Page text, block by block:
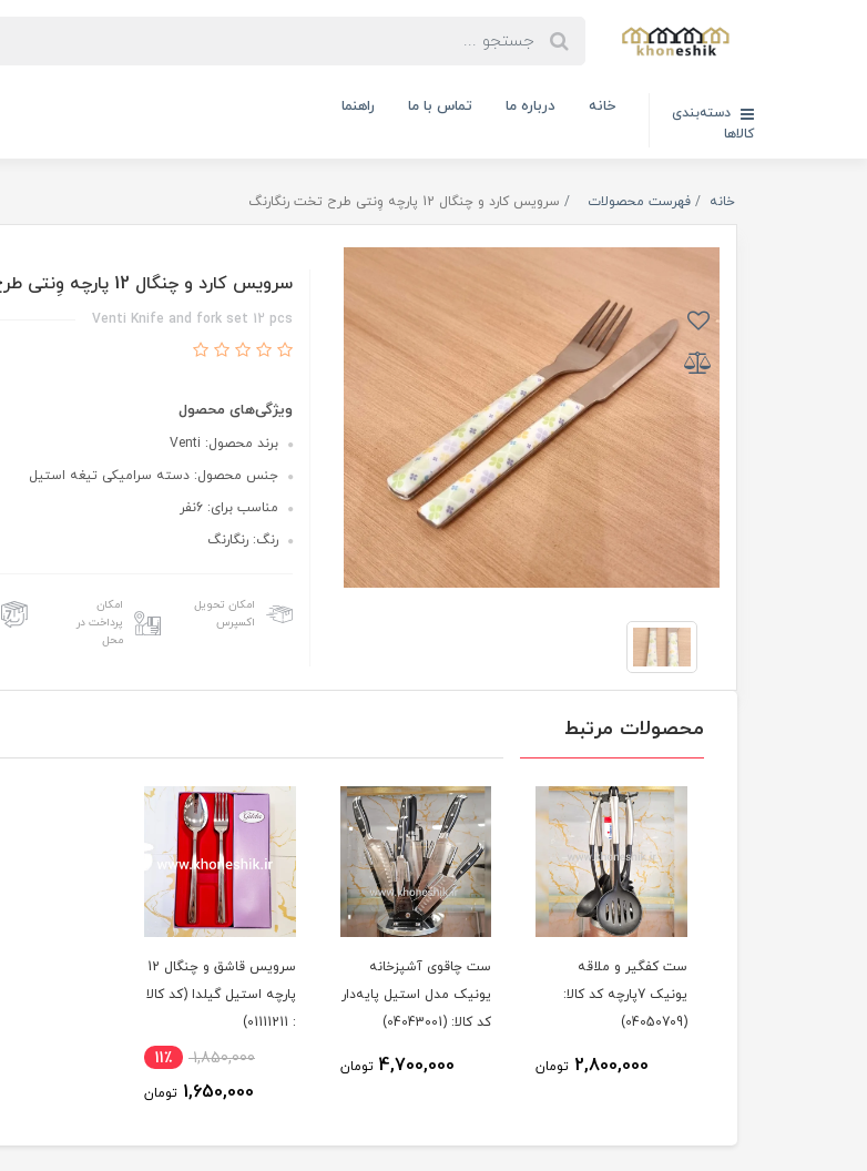
دسته‌بندی
کالاها
خانه درباره ما تماس با ما راهنما
خانه فهرست محصولات سرویس کارد و چنگال 12 پارچه وِنتی طرح تخت رنگارنگ
سرویس کارد و چنگال 12 پارچه وِنتی طرح تخت رنگارنگ
Venti Knife and fork set 12 pcs
ویژگی‌های محصول
برند محصول: Venti
جنس محصول: دسته سرامیکی تیغه استیل
مناسب برای: 6نفر
رنگ: رنگارنگ
امکان تحویل
اکسپرس
امکان
پرداخت در
محل
محصولات مرتبط
ست کفگیر و ملاقه
یونیک 7پارچه کد کالا:
(04050709)
2,800,000 تومان
ست چاقوی آشپزخانه
یونیک مدل استیل پایه‌دار
کد کالا: (04043001)
4,700,000 تومان
سرویس قاشق و چنگال 12
پارچه استیل گیلدا (کد کالا
: 01111211)
1,850,000 11٪
1,650,000 تومان